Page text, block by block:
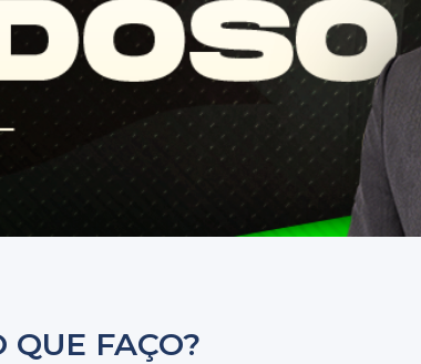
QUE FAÇO?